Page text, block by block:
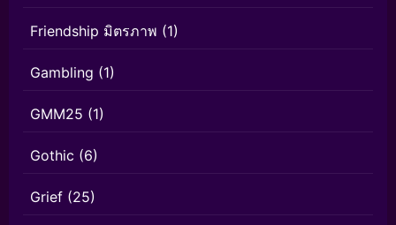
Friendship มิตรภาพ (1)
Gambling (1)
GMM25 (1)
Gothic (6)
Grief (25)